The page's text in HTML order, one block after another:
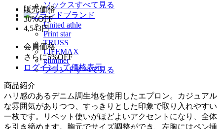
ソックスすべて見る
ブランド
United athle
Print star
TRUSS
LIFEMAX
glimmer
ブランドすべて見る
販売価格
30%OFF
4,543円
会員価格
さらに5%OFF
ログインして価格表示
商品紹介
ハリ感のあるデニム調生地を使用したエプロン。カジュアル
な雰囲気がありつつ、すっきりとした印象で取り入れやすい
一枚です。リベット使いがほどよいアクセントになり、全体
を引き締めます。胸元でサイズ調整ができ、左胸にはペン挿